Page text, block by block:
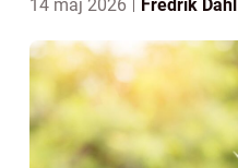
14 maj 2026 Fredrik Dahl